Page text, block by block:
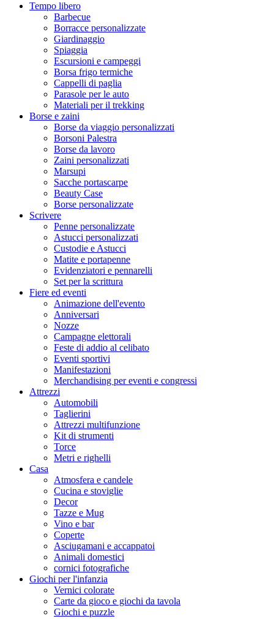
Tempo libero
Barbecue
Borracce personalizzate
Giardinaggio
Spiaggia
Escursioni e campeggi
Borsa frigo termiche
Cappelli di paglia
Parasole per le auto
Materiali per il trekking
Borse e zaini
Borse da viaggio personalizzati
Borsoni Palestra
Borse da lavoro
Zaini personalizzati
Marsupi
Sacche portascarpe
Beauty Case
Borse personalizzate
Scrivere
Penne personalizzate
Astucci personalizzati
Custodie e Astucci
Matite e portapenne
Evidenziatori e pennarelli
Set per la scrittura
Fiere ed eventi
Animazione dell'evento
Anniversari
Nozze
Campagne elettorali
Feste di addio al celibato
Eventi sportivi
Manifestazioni
Merchandising per eventi e congressi
Attrezzi
Automobili
Taglierini
Attrezzi multifunzione
Kit di strumenti
Torce
Metri e righelli
Casa
Atmosfera e candele
Cucina e stoviglie
Decor
Tazze e Mug
Vino e bar
Coperte
Asciugamani e accappatoi
Animali domestici
cornici fotografiche
Giochi per l'infanzia
Vernici colorate
Carte da gioco e giochi da tavola
Giochi e puzzle